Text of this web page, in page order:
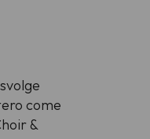
come
&